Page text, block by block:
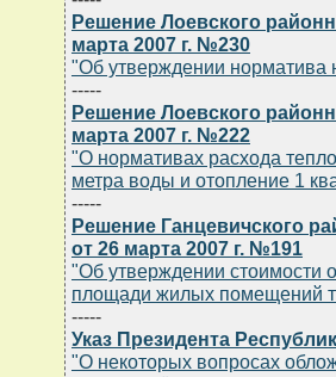
Решение Лоевского
марта 2007 г. №230
"Об утверждении норматива
-----
Решение Лоевского
марта 2007 г. №222
"О нормативах расхода
метра воды и отопление 1
-----
Решение Ганцевичского
от 26 марта 2007 г. №191
"Об утверждении стоимости
площади жилых помещений
-----
Указ Президента
"О некоторых вопросах